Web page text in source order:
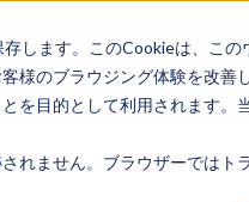
します。このCookieは、こ
様のブラウジング体験を改善
を目的として利用されます。
れません。ブラウザーではト